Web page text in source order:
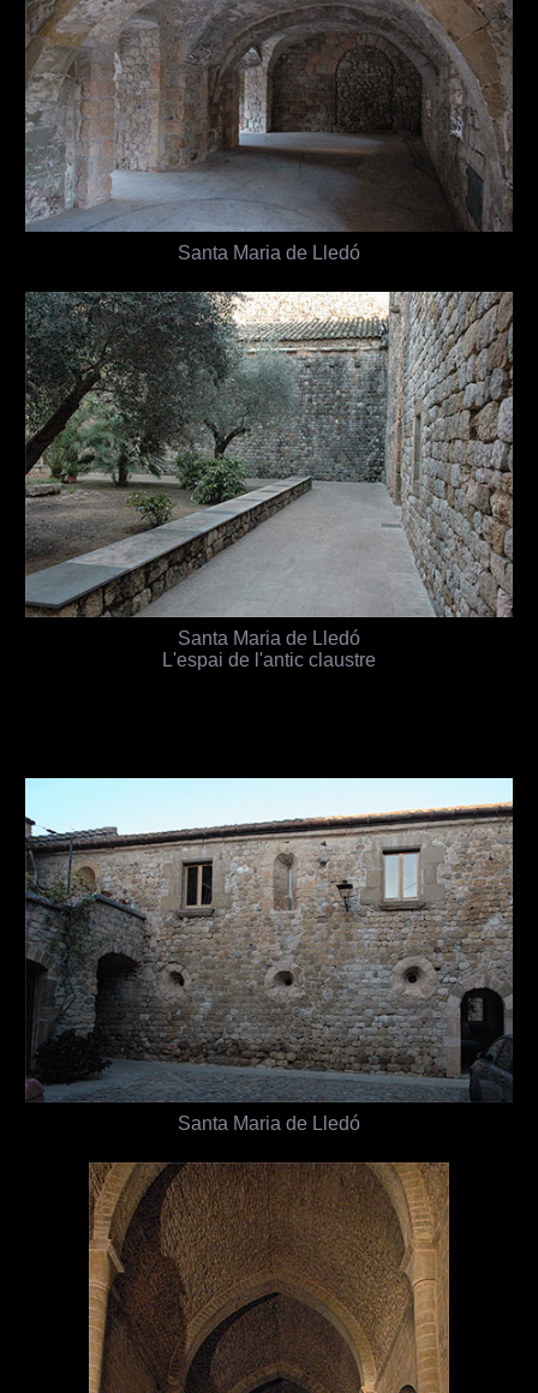
Santa Maria de Lledó
Santa Maria de Lledó
L'espai de l'antic claustre
Santa Maria de Lledó